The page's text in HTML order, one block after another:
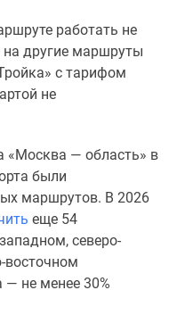
работать не
на другие маршруты
с тарифом
не
«Москва — область» в
были
маршрутов. В 2026
еще 54
северо-
восточном
— не менее 30%